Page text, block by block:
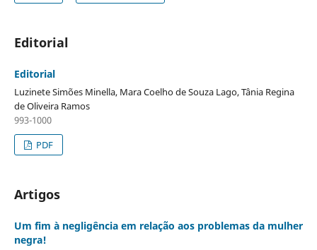
Editorial
Editorial
Luzinete Simões Minella, Mara Coelho de Souza Lago, Tânia Regina
de Oliveira Ramos
993-1000
PDF
Artigos
Um fim à negligência em relação aos problemas da mulher
negra!